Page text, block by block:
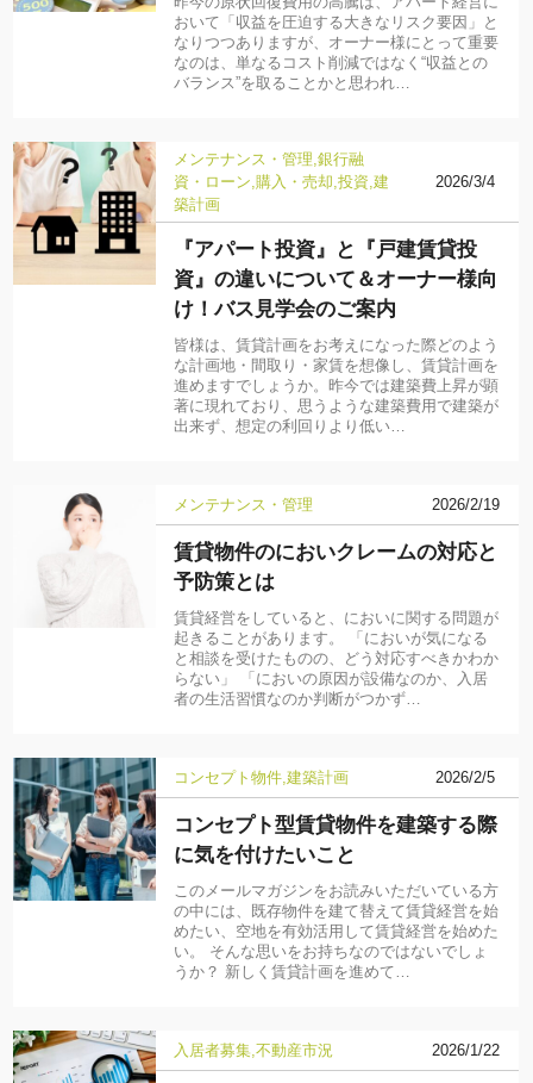
おいて「収益を圧迫する大きなリスク要因」と
なりつつありますが、オーナー様にとって重要
なのは、単なるコスト削減ではなく“収益との
バランス”を取ることかと思われ…
メンテナンス・管理 銀行融
資・ローン 購入・売却 投資 建
築計画
2026/3/4
『アパート投資』と『戸建賃貸投
資』の違いについて＆オーナー様向
け！バス見学会のご案内
皆様は、賃貸計画をお考えになった際どのよう
な計画地・間取り・家賃を想像し、賃貸計画を
進めますでしょうか。昨今では建築費上昇が顕
著に現れており、思うような建築費用で建築が
出来ず、想定の利回りより低い…
メンテナンス・管理 2026/2/19
賃貸物件のにおいクレームの対応と
予防策とは
賃貸経営をしていると、においに関する問題が
起きることがあります。 「においが気になる
と相談を受けたものの、どう対応すべきかわか
らない」 「においの原因が設備なのか、入居
者の生活習慣なのか判断がつかず…
コンセプト物件 建築計画 2026/2/5
コンセプト型賃貸物件を建築する際
に気を付けたいこと
このメールマガジンをお読みいただいている方
の中には、既存物件を建て替えて賃貸経営を始
めたい、空地を有効活用して賃貸経営を始めた
い。 そんな思いをお持ちなのではないでしょ
うか？ 新しく賃貸計画を進めて…
入居者募集 不動産市況 2026/1/22